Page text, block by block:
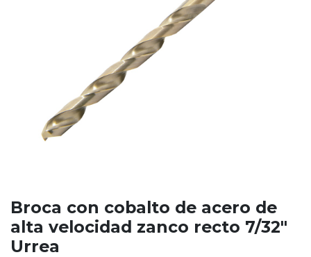
Broca con cobalto de acero de
alta velocidad zanco recto 7/32"
Urrea